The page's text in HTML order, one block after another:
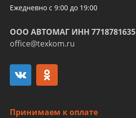
Ежедневно с 9:00 до 19:00
ООО АВТОМАГ ИНН 7718781635
office@texkom.ru
Принимаем к оплате